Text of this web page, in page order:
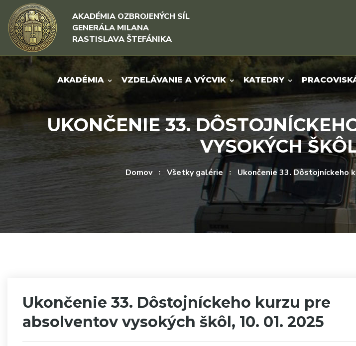
Rovno na obsah
Rovno na menu
AKADÉMIA OZBROJENÝCH SÍL
GENERÁLA MILANA
RASTISLAVA ŠTEFÁNIKA
AKADÉMIA VZDELÁVANIE A VÝCVIK KATEDRY
UKONČENIE 33.
VYSOKÝCH
Domov Všetky galérie Ukončenie 33. Dôstojníckeho
Ukončenie 33. Dôstojníckeho kurzu pre
absolventov vysokých škôl, 10. 01. 2025